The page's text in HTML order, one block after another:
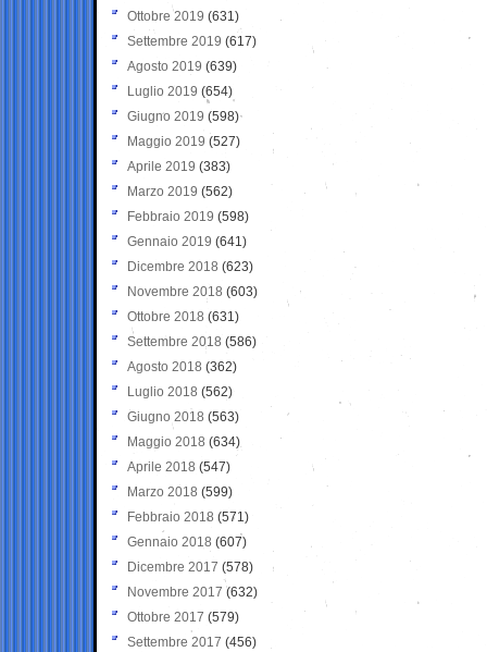
Ottobre 2019 (631)
Settembre 2019 (617)
Agosto 2019 (639)
Luglio 2019 (654)
Giugno 2019 (598)
Maggio 2019 (527)
Aprile 2019 (383)
Marzo 2019 (562)
Febbraio 2019 (598)
Gennaio 2019 (641)
Dicembre 2018 (623)
Novembre 2018 (603)
Ottobre 2018 (631)
Settembre 2018 (586)
Agosto 2018 (362)
Luglio 2018 (562)
Giugno 2018 (563)
Maggio 2018 (634)
Aprile 2018 (547)
Marzo 2018 (599)
Febbraio 2018 (571)
Gennaio 2018 (607)
Dicembre 2017 (578)
Novembre 2017 (632)
Ottobre 2017 (579)
Settembre 2017 (456)